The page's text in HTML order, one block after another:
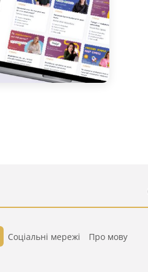
Cоціальні мережі Про мову